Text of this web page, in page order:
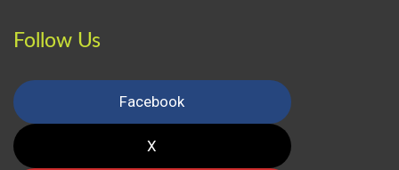
Follow Us
Facebook
X